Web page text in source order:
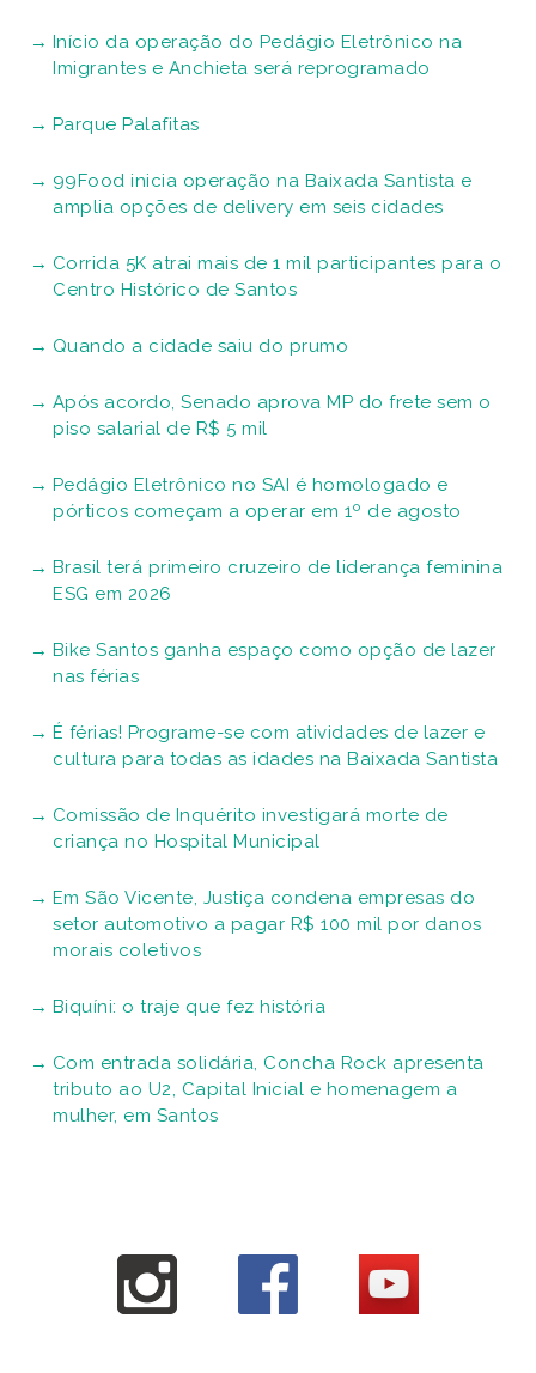
Início da operação do Pedágio Eletrônico na
Imigrantes e Anchieta será reprogramado
Parque Palafitas
99Food inicia operação na Baixada Santista e
amplia opções de delivery em seis cidades
Corrida 5K atrai mais de 1 mil participantes para o
Centro Histórico de Santos
Quando a cidade saiu do prumo
Após acordo, Senado aprova MP do frete sem o
piso salarial de R$ 5 mil
Pedágio Eletrônico no SAI é homologado e
pórticos começam a operar em 1º de agosto
Brasil terá primeiro cruzeiro de liderança feminina
ESG em 2026
Bike Santos ganha espaço como opção de lazer
nas férias
É férias! Programe-se com atividades de lazer e
cultura para todas as idades na Baixada Santista
Comissão de Inquérito investigará morte de
criança no Hospital Municipal
Em São Vicente, Justiça condena empresas do
setor automotivo a pagar R$ 100 mil por danos
morais coletivos
Biquíni: o traje que fez história
Com entrada solidária, Concha Rock apresenta
tributo ao U2, Capital Inicial e homenagem a
mulher, em Santos